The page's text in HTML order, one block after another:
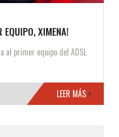
EQUIPO, XIMENA!
al primer equipo del ADSL
LEER MÁS >